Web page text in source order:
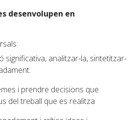
desenvolupen en
significativa, analitzar-la, sintetitzar-
i prendre decisions que
del treball que es realitza